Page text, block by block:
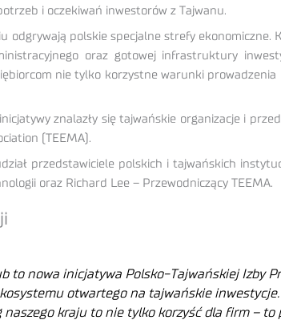
i oczekiwań inwestorów z Tajwanu.
odgrywają polskie specjalne strefy ekonomiczne.
oraz gotowej infrastruktury
nie tylko korzystne warunki
znalazły się tajwańskie organizacje i
(TEEMA).
przedstawiciele polskich i tajwańskich
oraz Richard Lee – Przewodniczący TEEMA.
to nowa inicjatywa Polsko-Tajwańskiej Izby
otwartego na tajwańskie
naszego kraju to nie tylko korzyść dla firm –